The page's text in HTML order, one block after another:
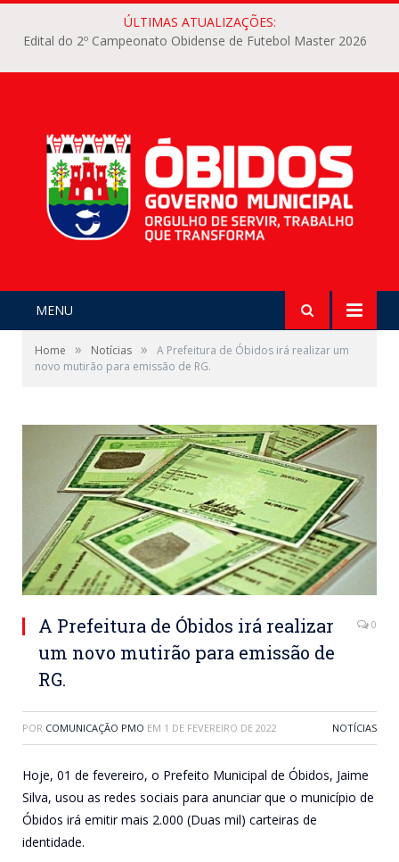
ÚLTIMAS ATUALIZAÇÕES:
Edital do 2º Campeonato Obidense de Futebol Master 2026
MENU
Home » Notícias »
A Prefeitura de Óbidos irá realizar um
novo mutirão para emissão de RG.
A Prefeitura de Óbidos irá realizar
um novo mutirão para emissão de
RG.
0
POR COMUNICAÇÃO PMO EM 1 DE FEVEREIRO DE 2022 NOTÍCIAS
Hoje, 01 de fevereiro, o Prefeito Municipal de Óbidos, Jaime
Silva, usou as redes sociais para anunciar que o município de
Óbidos irá emitir mais 2.000 (Duas mil) carteiras de
identidade.